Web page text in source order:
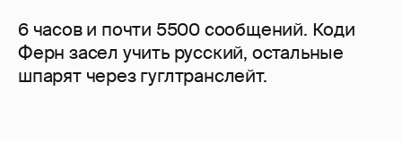
6 часов и почти 5500 сообщений. Коди
Ферн засел учить русский, остальные
шпарят через гуглтранслейт.